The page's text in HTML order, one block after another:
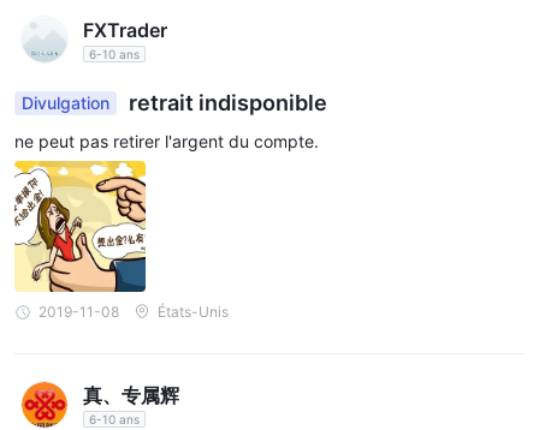
FXTrader
6-10 ans
Divulgation retrait indisponible
ne peut pas retirer l'argent du compte.
2019-11-08 États-Unis
真、专属辉
6-10 ans